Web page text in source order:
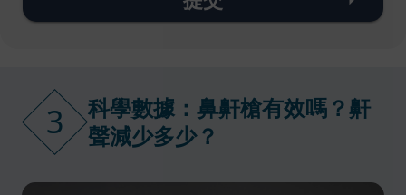
3
科學數據：鼻鼾槍有效嗎？鼾
聲減少多少？